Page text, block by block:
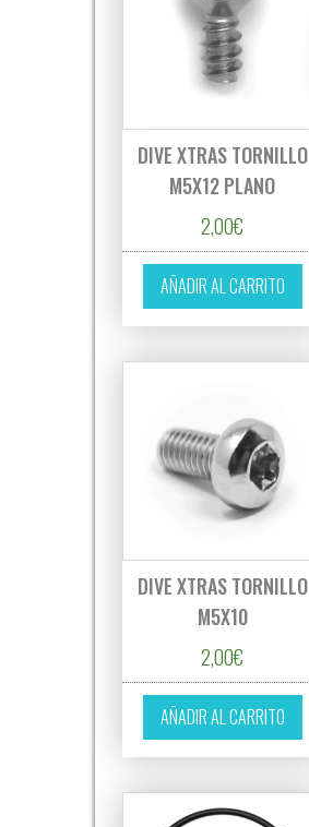
DIVE XTRAS TORNILLO
M5X12 PLANO
2,00€
AÑADIR AL CARRITO
DIVE XTRAS TORNILLO
M5X10
2,00€
AÑADIR AL CARRITO